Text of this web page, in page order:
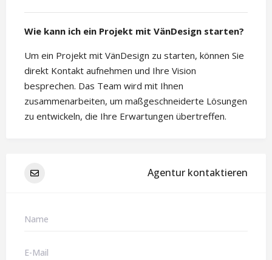
Wie kann ich ein Projekt mit VänDesign starten?
Um ein Projekt mit VänDesign zu starten, können Sie
direkt Kontakt aufnehmen und Ihre Vision
besprechen. Das Team wird mit Ihnen
zusammenarbeiten, um maßgeschneiderte Lösungen
zu entwickeln, die Ihre Erwartungen übertreffen.
Agentur kontaktieren